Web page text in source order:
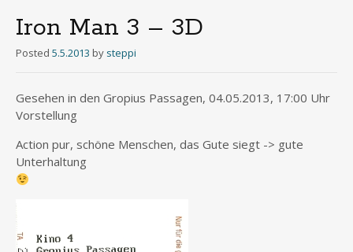
Iron Man 3 – 3D
Posted 5.5.2013 by steppi
Gesehen in den Gropius Passagen, 04.05.2013, 17:00 Uhr
Vorstellung
Action pur, schöne Menschen, das Gute siegt -> gute
Unterhaltung